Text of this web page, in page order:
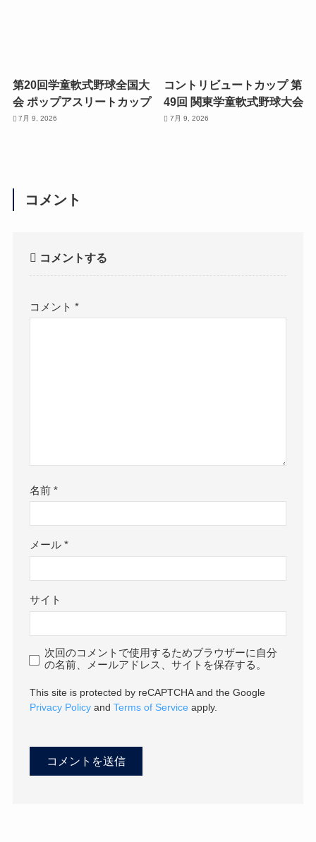
第20回学童軟式野球全国大
会 ポップアスリートカップ
7月 9, 2026
コントリビュートカップ 第
49回 関東学童軟式野球大会
7月 9, 2026
コメント
コメントする
コメント*
名前*
メール*
サイト
次回のコメントで使用するためブラウザーに自分
の名前、メールアドレス、サイトを保存する。
This site is protected by reCAPTCHA and the Google
Privacy Policy andTerms of Service apply.